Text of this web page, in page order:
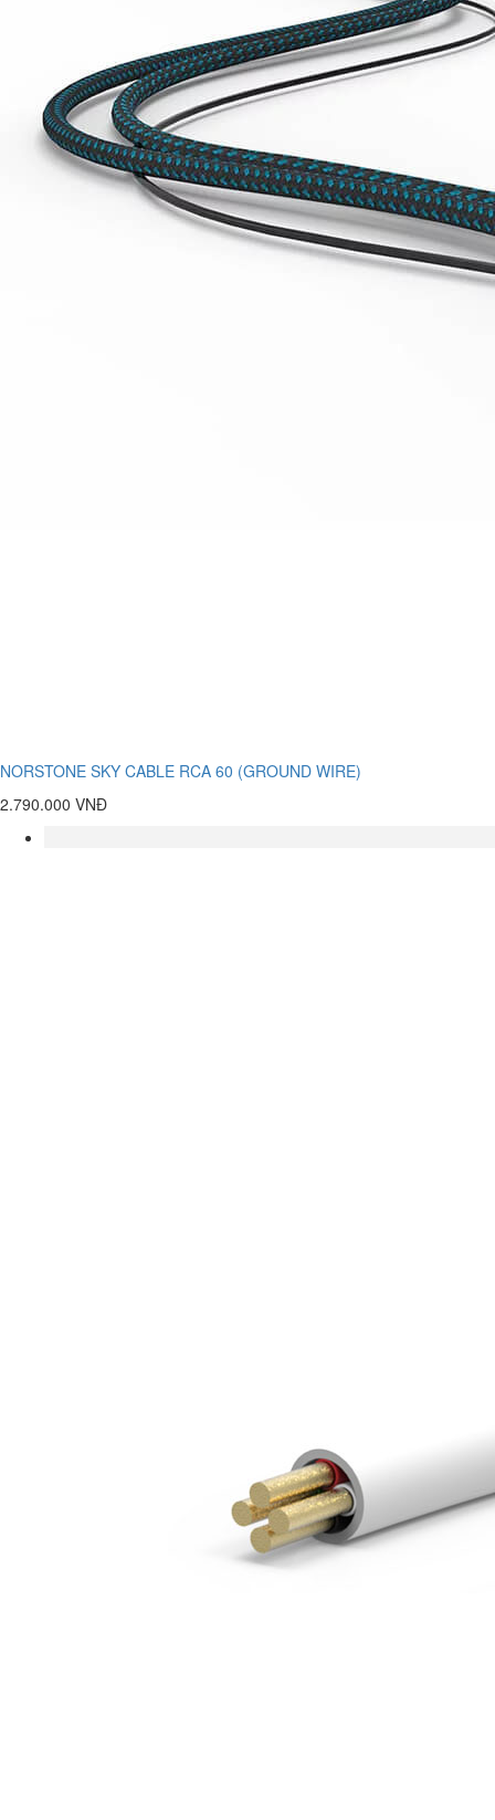
NORSTONE SKY CABLE RCA 60 (GROUND WIRE)
2.790.000 VNĐ